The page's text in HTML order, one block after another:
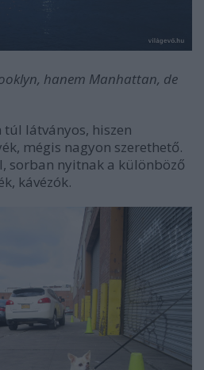
hanem Manhattan, de
látványos, hiszen
mégis nagyon szerethető.
sorban nyitnak a különböző
kávézók.